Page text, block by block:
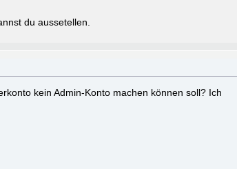
du aussetellen.
kein Admin-Konto machen können soll? Ich